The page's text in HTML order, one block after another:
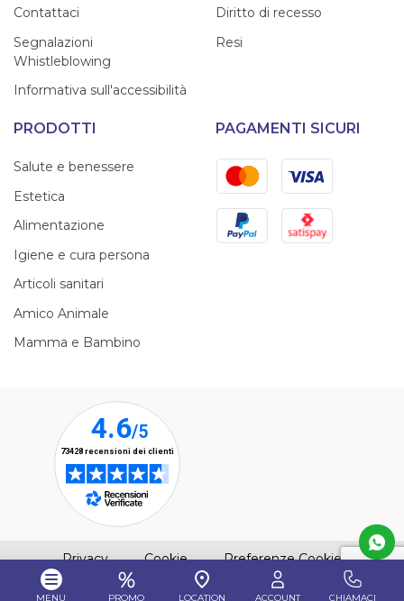
MENU PROMO LOCATION ACCOUNT CHIAMACI
Contattaci
Segnalazioni
Whistleblowing
Informativa sull'accessibilità
Diritto di recesso
Resi
PRODOTTI
Salute e benessere
Estetica
Alimentazione
Igiene e cura persona
Articoli sanitari
Amico Animale
Mamma e Bambino
PAGAMENTI SICURI
MastercardVisa
PayPal Satispay
Privacy(apre una nuova finestra)
Cookie(apre una nuova finestra)
Preferenze Cookie